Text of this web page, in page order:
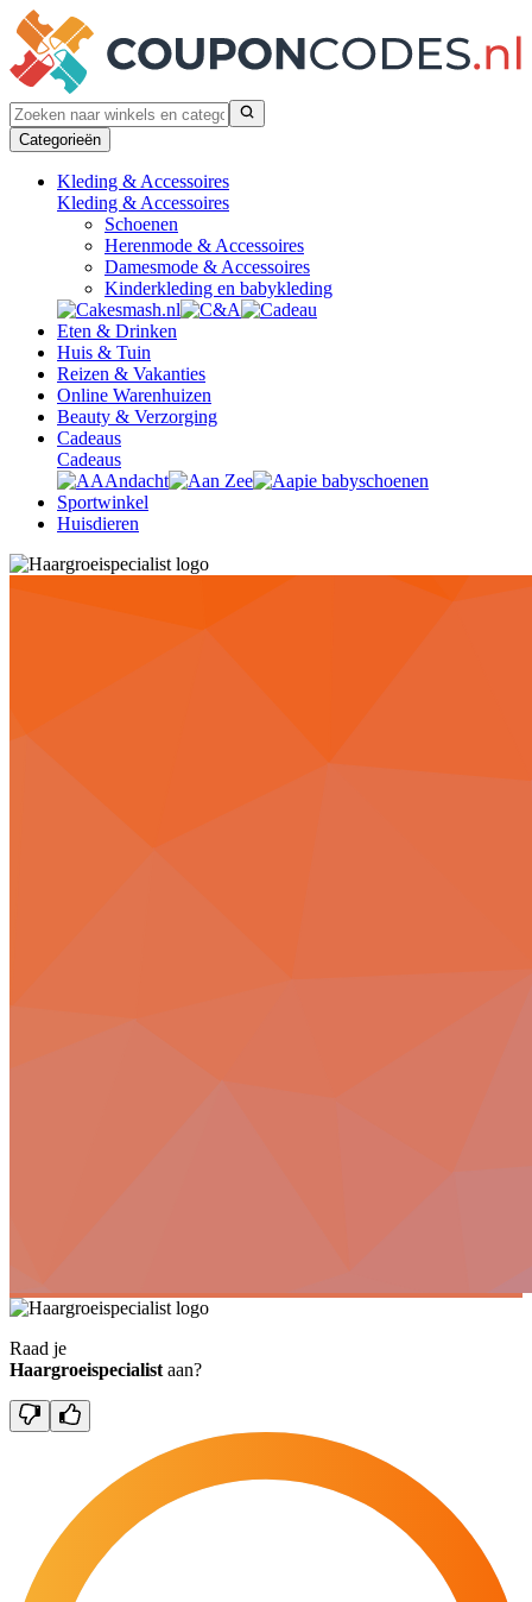
Categorieën
Kleding & Accessoires
Kleding & Accessoires
Schoenen
Herenmode & Accessoires
Damesmode & Accessoires
Kinderkleding en babykleding
Eten & Drinken
Huis & Tuin
Reizen & Vakanties
Online Warenhuizen
Beauty & Verzorging
Cadeaus
Cadeaus
Sportwinkel
Huisdieren
Raad je
Haargroeispecialist aan?